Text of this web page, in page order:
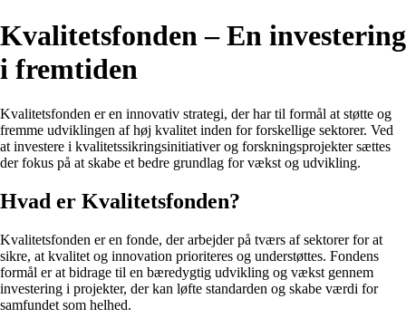
Kvalitetsfonden – En investering
i fremtiden
Kvalitetsfonden er en innovativ strategi, der har til formål at støtte og
fremme udviklingen af høj kvalitet inden for forskellige sektorer. Ved
at investere i kvalitetssikringsinitiativer og forskningsprojekter sættes
der fokus på at skabe et bedre grundlag for vækst og udvikling.
Hvad er Kvalitetsfonden?
Kvalitetsfonden er en fonde, der arbejder på tværs af sektorer for at
sikre, at kvalitet og innovation prioriteres og understøttes. Fondens
formål er at bidrage til en bæredygtig udvikling og vækst gennem
investering i projekter, der kan løfte standarden og skabe værdi for
samfundet som helhed.